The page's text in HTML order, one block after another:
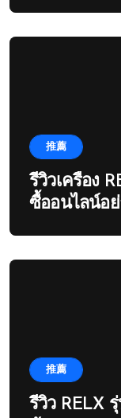
推薦
รีวิวเครื่อง
ซื้ออนไลน์อ
推薦
รีวิว RELX